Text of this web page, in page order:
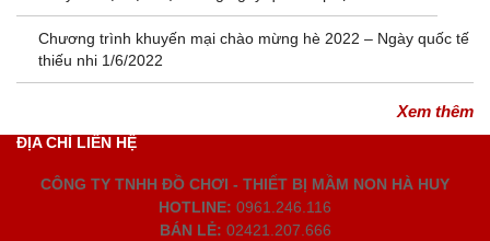
Chương trình khuyến mại chào mừng hè 2022 – Ngày quốc tế
thiếu nhi 1/6/2022
Xem thêm
ĐỊA CHỈ LIÊN HỆ
CÔNG TY TNHH ĐỒ CHƠI - THIẾT BỊ MẦM NON HÀ HUY
HOTLINE: 0961.246.116
BÁN LẺ: 02421.207.666